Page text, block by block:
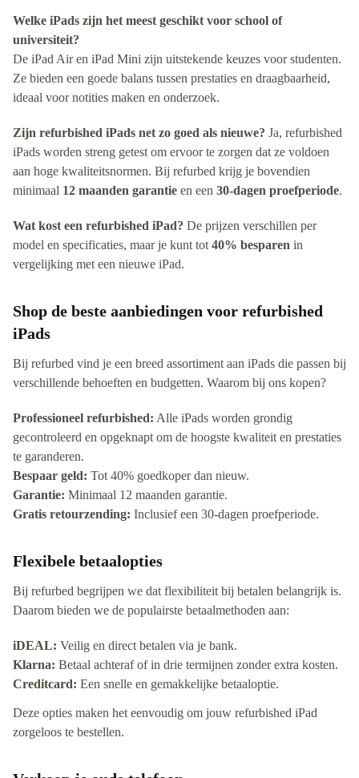
Welke iPads zijn het meest geschikt voor school of
universiteit?
De iPad Air en iPad Mini zijn uitstekende keuzes voor studenten.
Ze bieden een goede balans tussen prestaties en draagbaarheid,
ideaal voor notities maken en onderzoek.
Zijn refurbished iPads net zo goed als nieuwe? Ja, refurbished
iPads worden streng getest om ervoor te zorgen dat ze voldoen
aan hoge kwaliteitsnormen. Bij refurbed krijg je bovendien
minimaal 12 maanden garantie en een 30-dagen proefperiode.
Wat kost een refurbished iPad? De prijzen verschillen per
model en specificaties, maar je kunt tot 40% besparen in
vergelijking met een nieuwe iPad.
Shop de beste aanbiedingen voor refurbished
iPads
Bij refurbed vind je een breed assortiment aan iPads die passen bij
verschillende behoeften en budgetten. Waarom bij ons kopen?
Professioneel refurbished: Alle iPads worden grondig
gecontroleerd en opgeknapt om de hoogste kwaliteit en prestaties
te garanderen.
Bespaar geld: Tot 40% goedkoper dan nieuw.
Garantie: Minimaal 12 maanden garantie.
Gratis retourzending: Inclusief een 30-dagen proefperiode.
Flexibele betaalopties
Bij refurbed begrijpen we dat flexibiliteit bij betalen belangrijk is.
Daarom bieden we de populairste betaalmethoden aan:
iDEAL: Veilig en direct betalen via je bank.
Klarna: Betaal achteraf of in drie termijnen zonder extra kosten.
Creditcard: Een snelle en gemakkelijke betaaloptie.
Deze opties maken het eenvoudig om jouw refurbished iPad
zorgeloos te bestellen.